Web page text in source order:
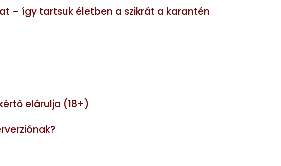
– így tartsuk életben a szikrát a karantén
elárulja (18+)